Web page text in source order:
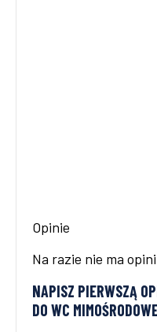
Opinie
Na razie nie ma
NAPISZ PIERWSZĄ
DO WC